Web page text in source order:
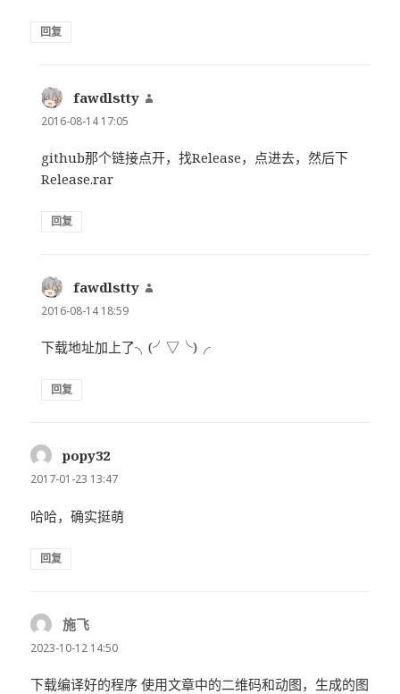
回复
fawdlstty
2016-08-14 17:05
github那个链接点开，找Release，点进去，然后下
Release.rar
回复
fawdlstty
2016-08-14 18:59
下载地址加上了╮(╯▽╰)╭
回复
popy32
道：
2017-01-23 13:47
哈哈，确实挺萌
回复
施飞
道：
2023-10-12 14:50
下载编译好的程序 使用文章中的二维码和动图，生成的图